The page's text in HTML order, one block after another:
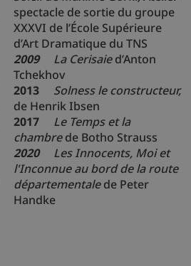
spectacle de sortie du groupe
XXXVI de l’École Supérieure
d’Art Dramatique du TNS
2009
La Cerisaie d’Anton
Tchekhov
2013
Solness le constructeur,
de Henrik Ibsen
2017
Le Temps et la
chambrede Botho Strauss
2020
Les Innocents, Moi et
l'Inconnue au bord de la route
départementalede Peter
Handke